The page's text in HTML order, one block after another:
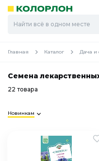
Ск
Ск
Главная Каталог Дача и
Семена
22 товара
Новинкам